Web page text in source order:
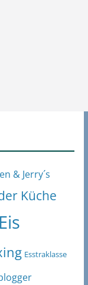
& Jerry´s
Küche
Eis
Esstraklasse